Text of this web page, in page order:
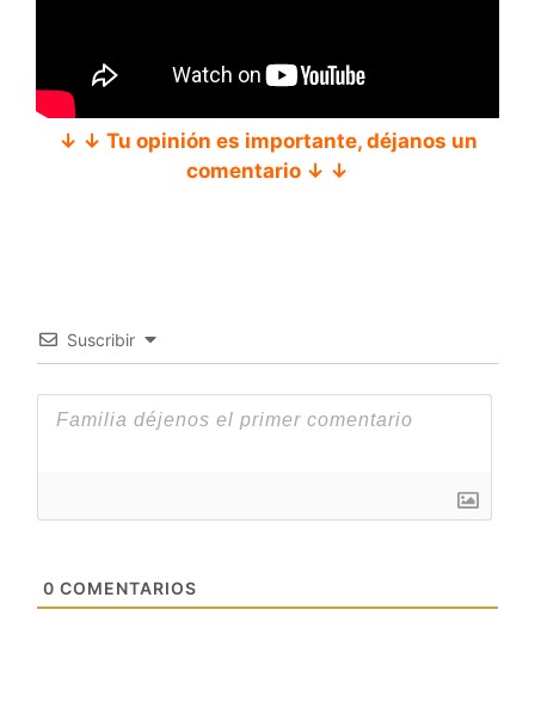
↓ ↓ Tu opinión es importante, déjanos un
comentario ↓ ↓
Suscribir
0 COMENTARIOS